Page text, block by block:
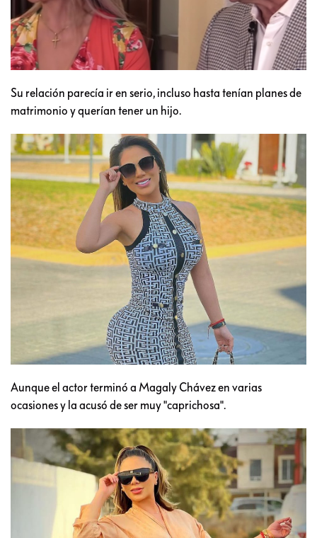
Su relación parecía ir en serio, incluso hasta tenían planes de
matrimonio y querían tener un hijo.
Aunque el actor terminó a Magaly Chávez en varias
ocasiones y la acusó de ser muy "caprichosa".